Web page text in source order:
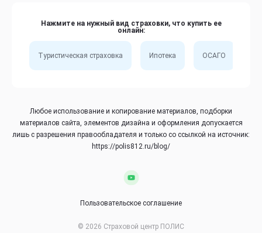
Нажмите на нужный вид страховки, что купить ее
онлайн:
Туристическая страховка Ипотека ОСАГО
Любое использование и копирование материалов, подборки
материалов сайта, элементов дизайна и оформления допускается
лишь с разрешения правообладателя и только со ссылкой на источник:
https://polis812.ru/blog/
Пользовательское соглашение
© 2026 Страховой центр ПОЛИС